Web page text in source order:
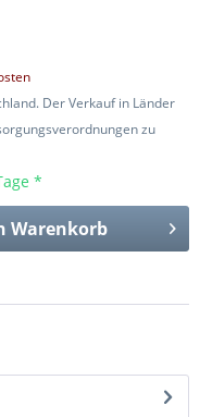
Der Verkauf in Länder
zu
*
Warenkorb